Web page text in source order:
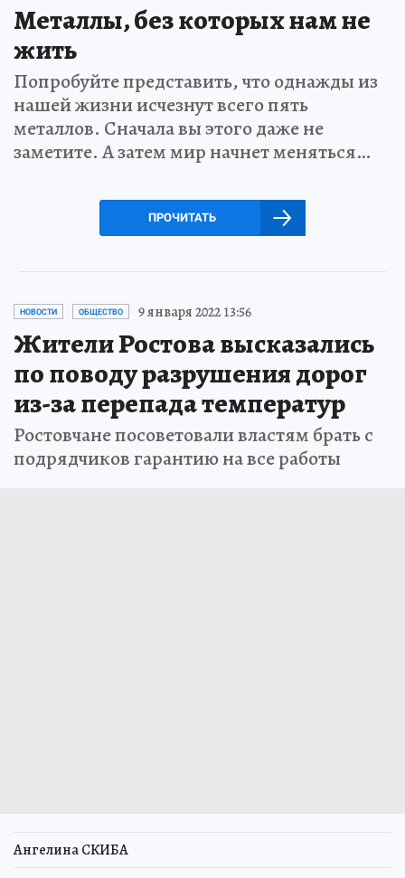
Металлы, без которых нам не
жить
Попробуйте представить, что однажды из
нашей жизни исчезнут всего пять
металлов. Сначала вы этого даже не
заметите. А затем мир начнет меняться…
ПРОЧИТАТЬ
НОВОСТИ ОБЩЕСТВО 9 января 2022 13:56
Жители Ростова высказались
по поводу разрушения дорог
из-за перепада температур
Ростовчане посоветовали властям брать с
подрядчиков гарантию на все работы
Ангелина СКИБА